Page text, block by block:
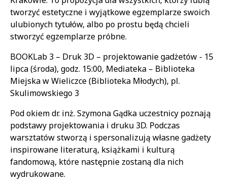
tworzyć estetyczne i wyjątkowe egzemplarze swoich
ulubionych tytułów, albo po prostu będą chcieli
stworzyć egzemplarze próbne.
BOOKLab 3 – Druk 3D – projektowanie gadżetów - 15
lipca (środa), godz. 15:00, Mediateka – Biblioteka
Miejska w Wieliczce (Biblioteka Młodych), pl.
Skulimowskiego 3
Pod okiem dr. inż. Szymona Gądka uczestnicy poznają
podstawy projektowania i druku 3D. Podczas
warsztatów stworzą i spersonalizują własne gadżety
inspirowane literaturą, książkami i kulturą
fandomową, które następnie zostaną dla nich
wydrukowane.